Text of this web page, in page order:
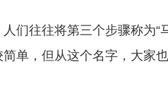
们往往将第三个步骤称为“
单，但从这个名字，大家